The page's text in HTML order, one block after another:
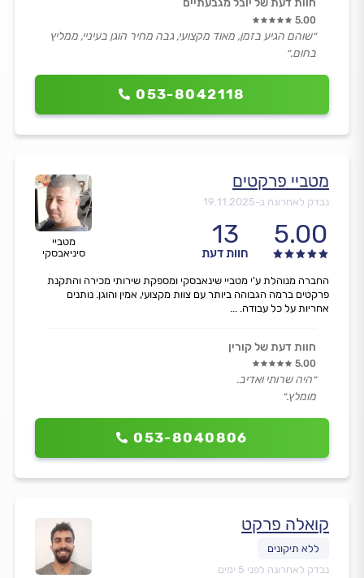
053-8042118
חוות דעת של יובל מגבעתיים
5.00
״שוהם הגיע בזמן, מאוד מקצועי, גבה מחיר הוגן בעיניי, ממליץ
בחום.״
מטביי
סיניאבסקי
מטביי פרקטים
נבדק לאחרונה ב-19.11.2025
5.00
13
חוות דעת
053-8040806
החברה מנוהלת ע'י מטביי שינאבסקי ומספקת שירותי מכירה והתקנת
פרקטים ברמה הגבוהה ביותר עם צוות מקצועי, אמין והוגן. נותנים
אחריות על כל עבודה. ...
חוות דעת של קורין
5.00
״היה שרותי ואדיב.
מומלץ.״
קואלה פרקט
נבדק לאחרונה לפני 5 ימים